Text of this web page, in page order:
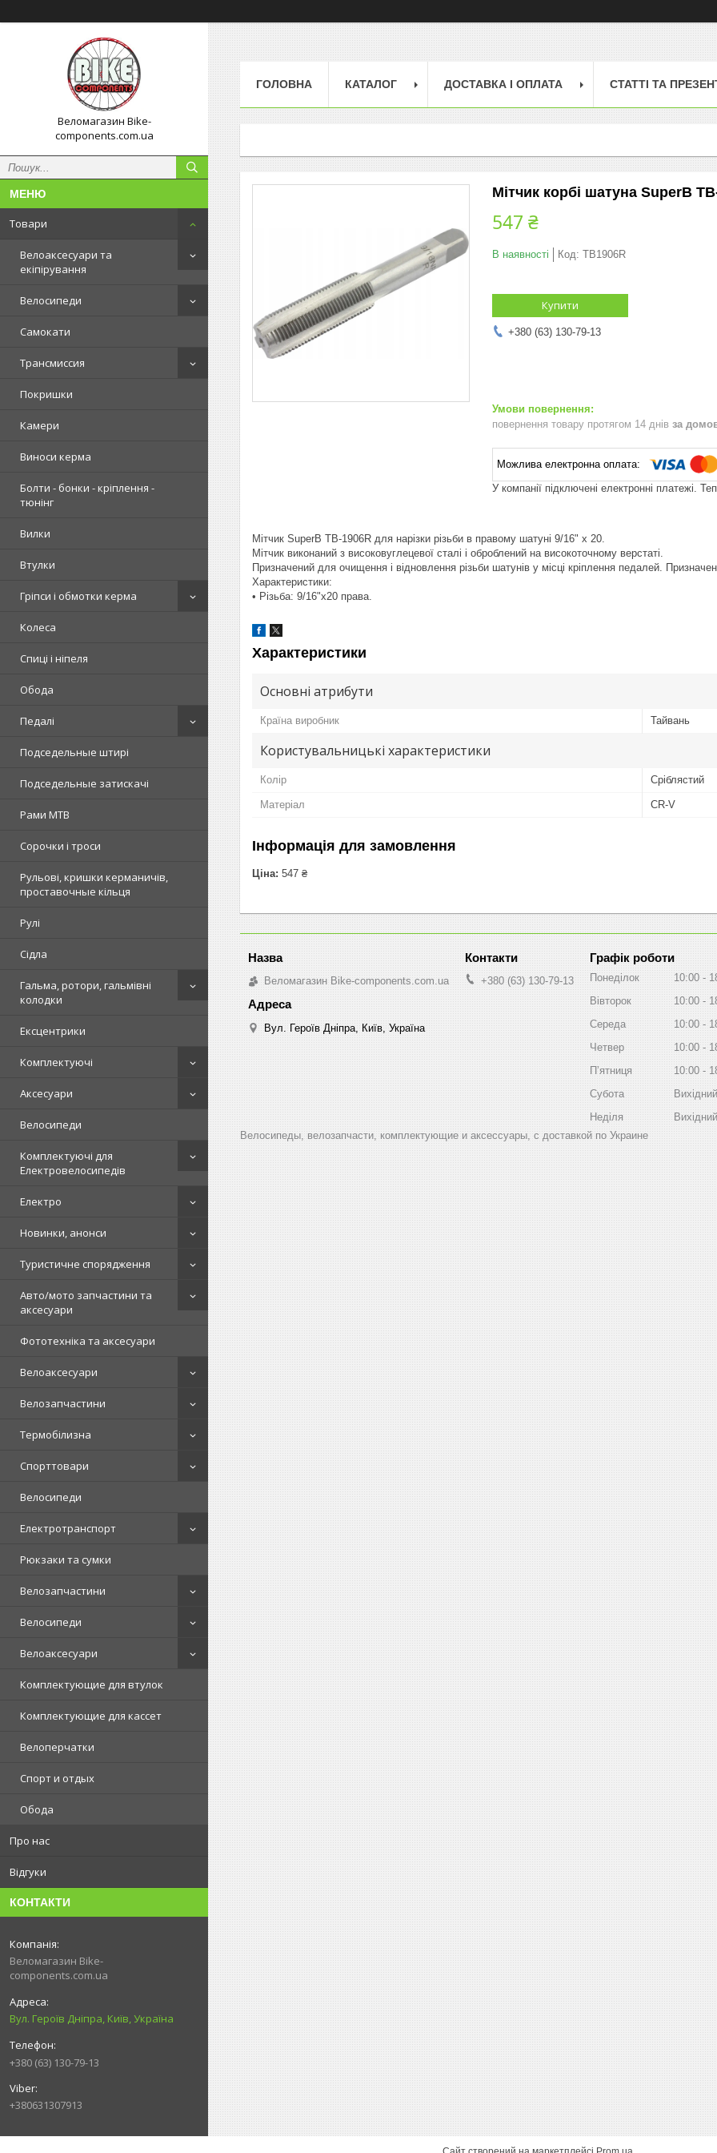
Веломагазин Bike-
components.com.ua
Товари
Велоаксесуари та
екіпірування
Велосипеди
Самокати
Трансмиссия
Покришки
Камери
Виноси керма
Болти - бонки - кріплення -
тюнінг
Вилки
Втулки
Гріпси і обмотки керма
Колеса
Спиці і ніпеля
Обода
Педалі
Подседельные штирі
Подседельные затискачі
Рами MTB
Сорочки і троси
Рульові, кришки керманичів,
проставочные кільця
Рулі
Сідла
Гальма, ротори, гальмівні
колодки
Ексцентрики
Комплектуючі
Аксесуари
Велосипеди
Комплектуючі для
Електровелосипедів
Електро
Новинки, анонси
Туристичне спорядження
Авто/мото запчастини та
аксесуари
Фототехніка та аксесуари
Велоаксесуари
Велозапчастини
Термобілизна
Спорттовари
Велосипеди
Електротранспорт
Рюкзаки та сумки
Велозапчастини
Велосипеди
Велоаксесуари
Комплектующие для втулок
Комплектующие для кассет
Велоперчатки
Спорт и отдых
Обода
Про нас
Відгуки
КОНТАКТИ
Веломагазин Bike-
components.com.ua
Вул. Героїв Дніпра, Київ, Україна
+380 (63) 130-79-13
+380631307913
ГОЛОВНА КАТАЛОГ ДОСТАВКА І ОПЛАТА СТАТТІ ТА
Мітчик корбі шатуна SuperB
547 ₴
В наявності Код: TB1906R
Купити
+380 (63) 130-79-13
повернення товару протягом 14 днів за
У компанії підключені електронні платежі.
Мітчик SuperB TB-1906R для нарізки різьби в правому шатуні 9/16" x 20.
Мітчик виконаний з високовуглецевої сталі і оброблений на високоточному верстаті.
Призначений для очищення і відновлення різьби шатунів у місці кріплення педалей.
Характеристики:
• Різьба: 9/16"х20 права.
Характеристики
Основні атрибути
Країна виробник Тайвань
Користувальницькі характеристики
Колір Сріблястий
Матеріал CR-V
Інформація для замовлення
Ціна: 547 ₴
Веломагазин Bike-components.com.ua
Вул. Героїв Дніпра, Київ, Україна
+380 (63) 130-79-13
Графік роботи
Понеділок 10:00
Вівторок
10:00
Середа
10:00
Четвер
10:00
Пʼятниця
10:00
Субота
Вихідний
Неділя
Вихідний
Велосипеды, велозапчасти, комплектующие и аксессуары, с доставкой по Украине